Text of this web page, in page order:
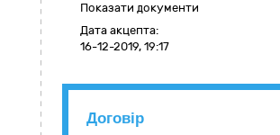
Показати документи
Дата акцепта:
16-12-2019, 19:17
Договір